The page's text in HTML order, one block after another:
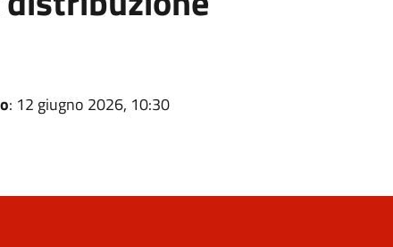
: 12 giugno 2026, 10:30